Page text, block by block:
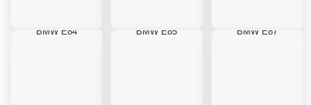
BMW E84 BMW E85 BMW E87